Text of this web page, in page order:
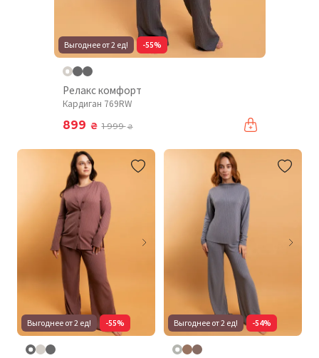
Выгоднее от 2 ед! -55%
Релакс комфорт
Кардиган 769RW
899 ₴ 1 999₴
Выгоднее от 2 ед! -55% Выгоднее от 2 ед! -54%